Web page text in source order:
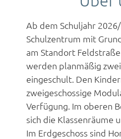
Ab dem Schuljahr
Schulzentrum mit
am Standort
werden planmäßig
eingeschult. Den
zweigeschossige
Verfügung. Im oberen
sich die Klassenräume
Im Erdgeschoss sind